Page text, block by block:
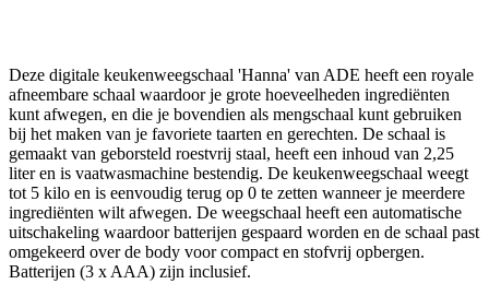
Deze digitale keukenweegschaal 'Hanna' van ADE heeft een royale
afneembare schaal waardoor je grote hoeveelheden ingrediënten
kunt afwegen, en die je bovendien als mengschaal kunt gebruiken
bij het maken van je favoriete taarten en gerechten. De schaal is
gemaakt van geborsteld roestvrij staal, heeft een inhoud van 2,25
liter en is vaatwasmachine bestendig. De keukenweegschaal weegt
tot 5 kilo en is eenvoudig terug op 0 te zetten wanneer je meerdere
ingrediënten wilt afwegen. De weegschaal heeft een automatische
uitschakeling waardoor batterijen gespaard worden en de schaal past
omgekeerd over de body voor compact en stofvrij opbergen.
Batterijen (3 x AAA) zijn inclusief.